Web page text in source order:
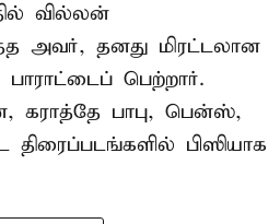
வில்லன்
அவர், தனது மிரட்டலான
பாராட்டைப் பெற்றார்.
கராத்தே பாபு, பென்ஸ்,
பிஸியாக